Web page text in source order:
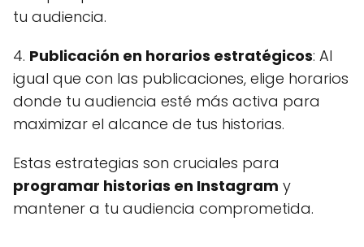
tu audiencia.
4. Publicación en horarios estratégicos: Al
igual que con las publicaciones, elige horarios
donde tu audiencia esté más activa para
maximizar el alcance de tus historias.
Estas estrategias son cruciales para
programar historias en Instagram y
mantener a tu audiencia comprometida.